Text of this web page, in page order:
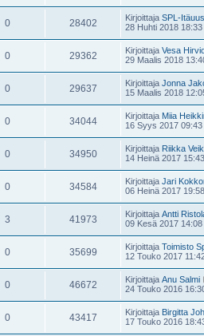
0 28402 Kirjoittaja SPL-
28 Huhti 2018 18:33
0 29362 Kirjoittaja Vesa
29 Maalis 2018
0 29637 Kirjoittaja Jonna
15 Maalis 2018
0 34044 Kirjoittaja Miia
16 Syys 2017 09:43
0 34950 Kirjoittaja Riikka
14 Heinä 2017 15:43
0 34584 Kirjoittaja Jari
06 Heinä 2017 19:58
3 41973 Kirjoittaja Antti
09 Kesä 2017 14:08
0 35699 Kirjoittaja Toimisto
12 Touko 2017
0 46672 Kirjoittaja Anu Salmi
24 Touko 2016
0 43417 Kirjoittaja Birgitta
17 Touko 2016